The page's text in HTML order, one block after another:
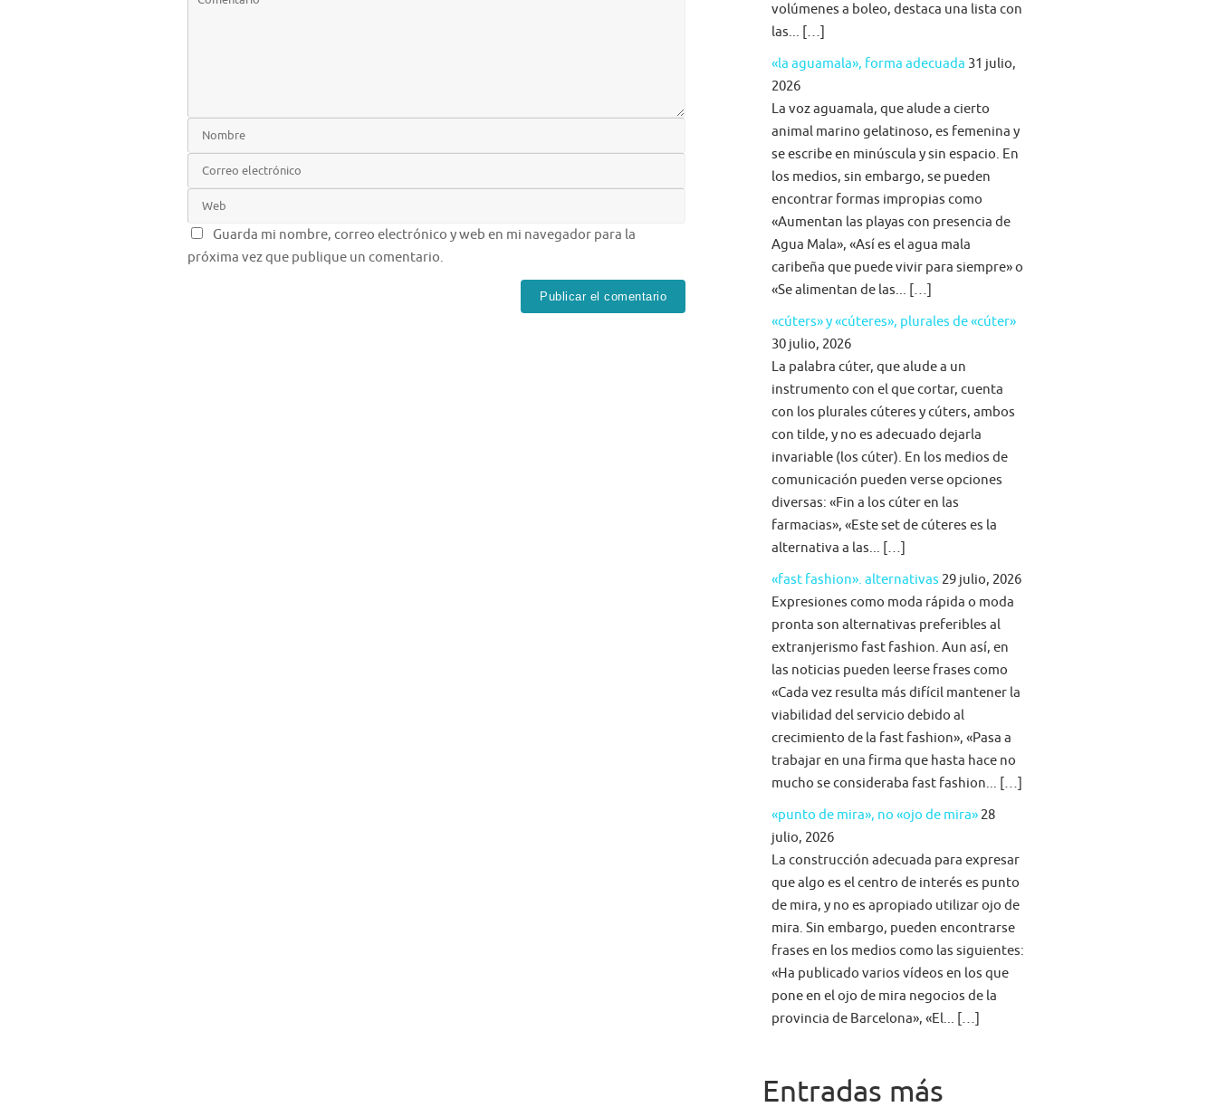
Guarda mi nombre, correo electrónico y web en mi navegador para la
próxima vez que publique un comentario.
volúmenes a boleo, destaca una lista con
las... […]
«la aguamala», forma adecuada 31 julio,
2026
La voz aguamala, que alude a cierto
animal marino gelatinoso, es femenina y
se escribe en minúscula y sin espacio. En
los medios, sin embargo, se pueden
encontrar formas impropias como
«Aumentan las playas con presencia de
Agua Mala», «Así es el agua mala
caribeña que puede vivir para siempre» o
«Se alimentan de las... […]
«cúters» y «cúteres», plurales de «cúter»
30 julio, 2026
La palabra cúter, que alude a un
instrumento con el que cortar, cuenta
con los plurales cúteres y cúters, ambos
con tilde, y no es adecuado dejarla
invariable (los cúter). En los medios de
comunicación pueden verse opciones
diversas: «Fin a los cúter en las
farmacias», «Este set de cúteres es la
alternativa a las... […]
«fast fashion». alternativas 29 julio, 2026
Expresiones como moda rápida o moda
pronta son alternativas preferibles al
extranjerismo fast fashion. Aun así, en
las noticias pueden leerse frases como
«Cada vez resulta más difícil mantener la
viabilidad del servicio debido al
crecimiento de la fast fashion», «Pasa a
trabajar en una firma que hasta hace no
mucho se consideraba fast fashion... […]
«punto de mira», no «ojo de mira» 28
julio, 2026
La construcción adecuada para expresar
que algo es el centro de interés es punto
de mira, y no es apropiado utilizar ojo de
mira. Sin embargo, pueden encontrarse
frases en los medios como las siguientes:
«Ha publicado varios vídeos en los que
pone en el ojo de mira negocios de la
provincia de Barcelona», «El... […]
Entradas más